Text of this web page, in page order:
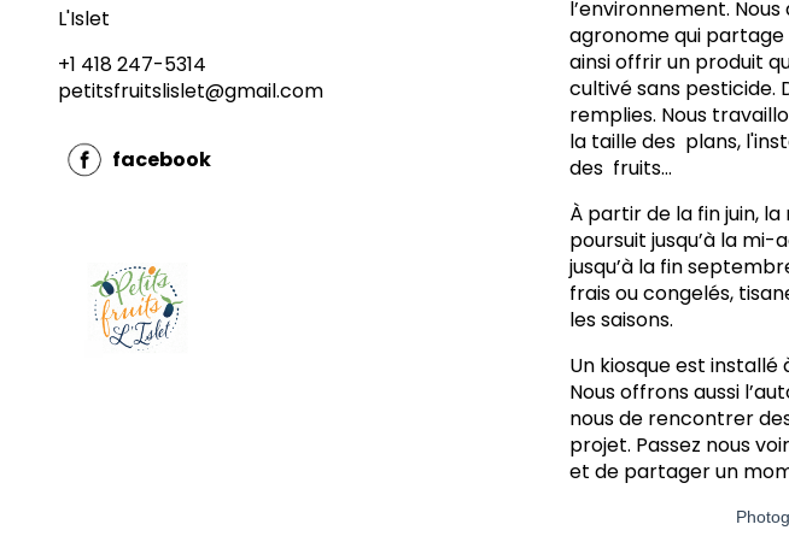
L'Islet
+1 418 247-5314
petitsfruitslislet@gmail.com
facebook
l’environnement.
agronome qui partage
ainsi offrir un produit
cultivé sans pesticide.
remplies. Nous
la taille des plans,
des fruits...
À partir de la fin juin,
poursuit jusqu’à la mi-
jusqu’à la fin
frais ou congelés,
les saisons.
Un kiosque est
Nous offrons aussi
nous de rencontrer
projet. Passez nous
et de partager un